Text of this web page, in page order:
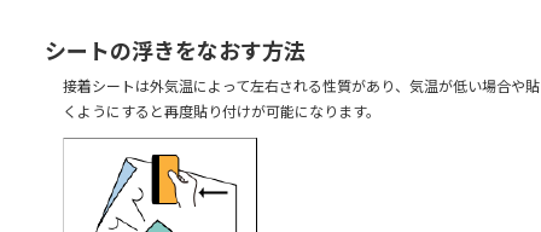
シートの浮きをなおす方法
接着シートは外気温によって左右される性質があり、気温が低い場合や
くようにすると再度貼り付けが可能になります。